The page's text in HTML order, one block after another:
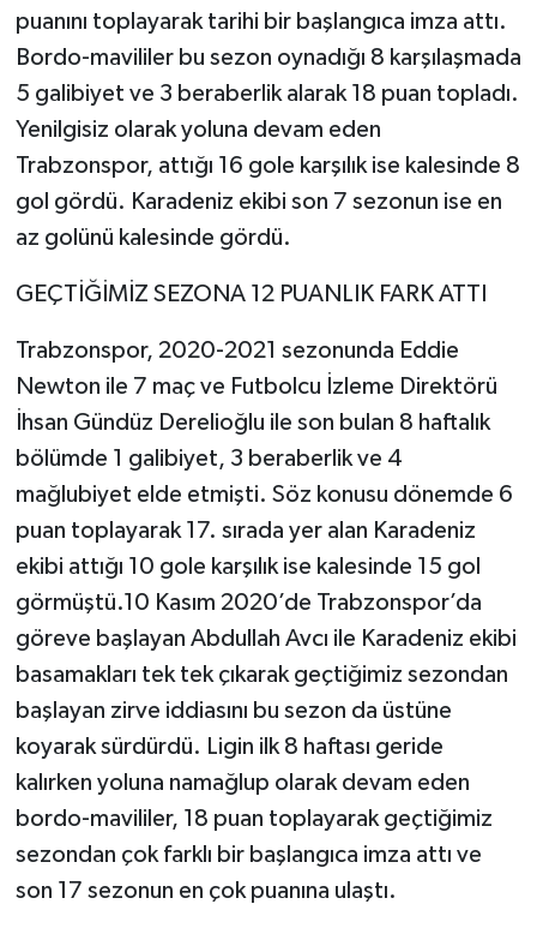
puanını toplayarak tarihi bir başlangıca imza attı.
Bordo-mavililer bu sezon oynadığı 8 karşılaşmada
5 galibiyet ve 3 beraberlik alarak 18 puan topladı.
Yenilgisiz olarak yoluna devam eden
Trabzonspor, attığı 16 gole karşılık ise kalesinde 8
gol gördü. Karadeniz ekibi son 7 sezonun ise en
az golünü kalesinde gördü.
GEÇTİĞİMİZ SEZONA 12 PUANLIK FARK ATTI
Trabzonspor, 2020-2021 sezonunda Eddie
Newton ile 7 maç ve Futbolcu İzleme Direktörü
İhsan Gündüz Derelioğlu ile son bulan 8 haftalık
bölümde 1 galibiyet, 3 beraberlik ve 4
mağlubiyet elde etmişti. Söz konusu dönemde 6
puan toplayarak 17. sırada yer alan Karadeniz
ekibi attığı 10 gole karşılık ise kalesinde 15 gol
görmüştü.10 Kasım 2020’de Trabzonspor’da
göreve başlayan Abdullah Avcı ile Karadeniz ekibi
basamakları tek tek çıkarak geçtiğimiz sezondan
başlayan zirve iddiasını bu sezon da üstüne
koyarak sürdürdü. Ligin ilk 8 haftası geride
kalırken yoluna namağlup olarak devam eden
bordo-mavililer, 18 puan toplayarak geçtiğimiz
sezondan çok farklı bir başlangıca imza attı ve
son 17 sezonun en çok puanına ulaştı.